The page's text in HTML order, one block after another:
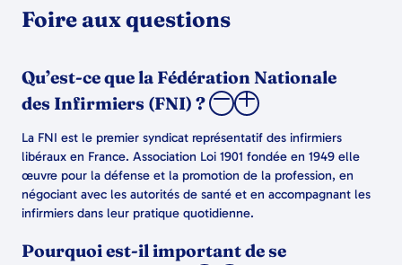
Foire aux questions
Qu’est-ce que la Fédération Nationale
des Infirmiers (FNI) ?
La FNI est le premier syndicat représentatif des infirmiers
libéraux en France. Association Loi 1901 fondée en 1949 elle
œuvre pour la défense et la promotion de la profession, en
négociant avec les autorités de santé et en accompagnant les
infirmiers dans leur pratique quotidienne.
Pourquoi est-il important de se